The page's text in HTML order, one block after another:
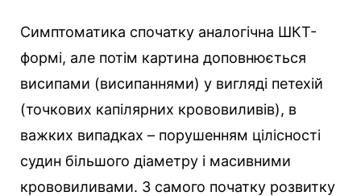
Симптоматика спочатку аналогічна ШКТ-
формі, але потім картина доповнюється
висипами (висипаннями) у вигляді петехій
(точкових капілярних крововиливів), в
важких випадках – порушенням цілісності
судин більшого діаметру і масивними
крововиливами. З самого початку розвитку